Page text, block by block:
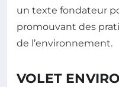
un texte fondateur
promouvant des
de l’environnement.
VOLET